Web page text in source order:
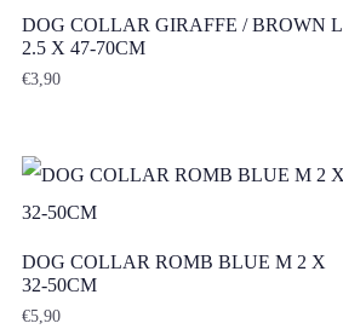
DOG COLLAR GIRAFFE / BROWN L
2.5 X 47-70CM
€3,90
DOG COLLAR ROMB BLUE M 2 X
32-50CM
€5,90